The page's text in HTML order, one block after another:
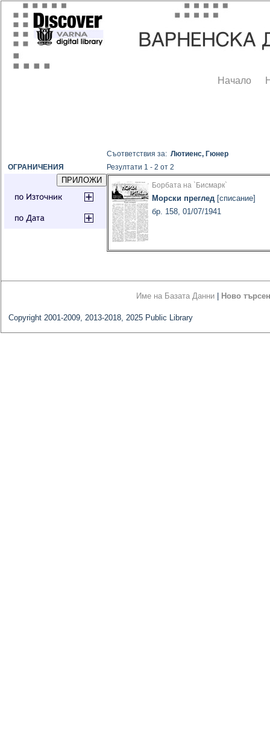
Начало
ОГРАНИЧЕНИЯ
Съответствия за:Лютиенс, Гюнер
Резултати 1 - 2 от 2
Борбата на `Бисмарк`
Морски преглед [списание]
бр. 158, 01/07/1941
Име на Базата Данни Ново
Copyright 2001-2009, 2013-2018, 2025 Public Library